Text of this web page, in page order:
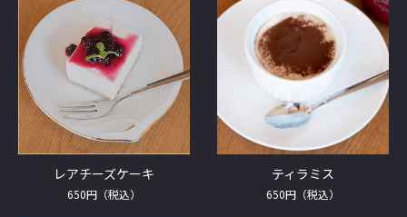
レアチーズケーキ
650円（税込）
ティラミス
650円（税込）